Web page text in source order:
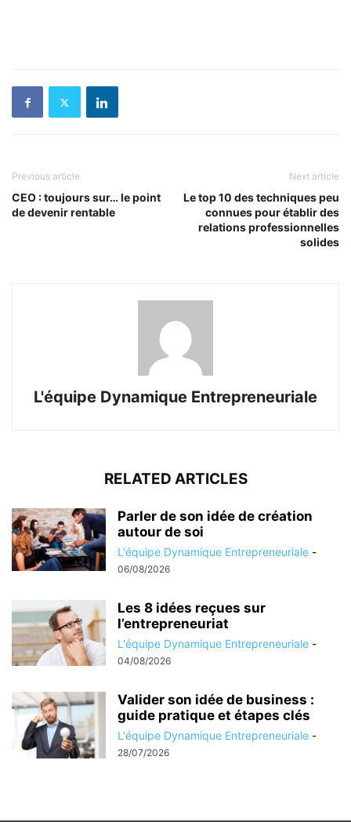
Previous article
CEO : toujours sur… le point
de devenir rentable
Next article
Le top 10 des techniques peu
connues pour établir des
relations professionnelles
solides
L'équipe Dynamique Entrepreneuriale
RELATED ARTICLES
Parler de son idée de création
autour de soi
L'équipe Dynamique Entrepreneuriale -
06/08/2026
Les 8 idées reçues sur
l’entrepreneuriat
L'équipe Dynamique Entrepreneuriale -
04/08/2026
Valider son idée de business :
guide pratique et étapes clés
L'équipe Dynamique Entrepreneuriale -
28/07/2026